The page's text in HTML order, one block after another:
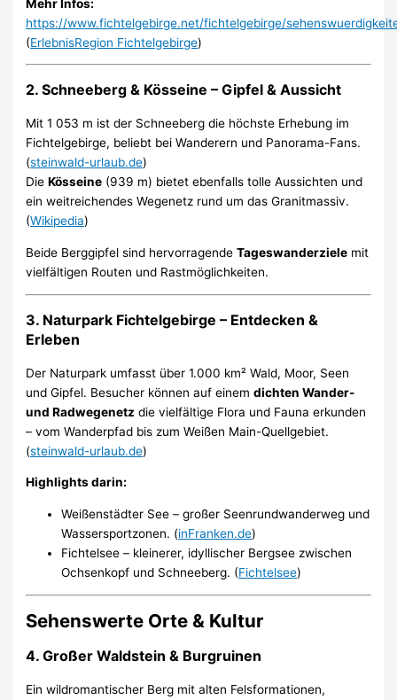
Mehr Infos:
https://www.fichtelgebirge.net/fichtelgebirge/
(ErlebnisRegion Fichtelgebirge)
2. Schneeberg & Kösseine – Gipfel & Aussicht
Mit 1 053 m ist der Schneeberg die höchste Erhebung im
Fichtelgebirge, beliebt bei Wanderern und Panorama-Fans.
(steinwald-urlaub.de)
DieKösseine (939 m) bietet ebenfalls tolle Aussichten und
ein weitreichendes Wegenetz rund um das Granitmassiv.
(Wikipedia)
Beide Berggipfel sind hervorragendeTageswanderziele mit
vielfältigen Routen und Rastmöglichkeiten.
3. Naturpark Fichtelgebirge – Entdecken &
Erleben
Der Naturpark umfasst über 1.000 km² Wald, Moor, Seen
und Gipfel. Besucher können auf einemdichten Wander-
und Radwegenetz die vielfältige Flora und Fauna erkunden
– vom Wanderpfad bis zum Weißen Main-Quellgebiet.
(steinwald-urlaub.de)
Highlights darin:
Weißenstädter See – großer Seenrundwanderweg und
Wassersportzonen. (inFranken.de)
Fichtelsee – kleinerer, idyllischer Bergsee zwischen
Ochsenkopf und Schneeberg. (Fichtelsee)
Sehenswerte Orte & Kultur
4. Großer Waldstein & Burgruinen
Ein wildromantischer Berg mit alten Felsformationen,